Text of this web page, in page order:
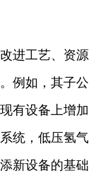
进工艺、资源
例如，其子公
有设备上增加
统，低压氢气
新设备的基础